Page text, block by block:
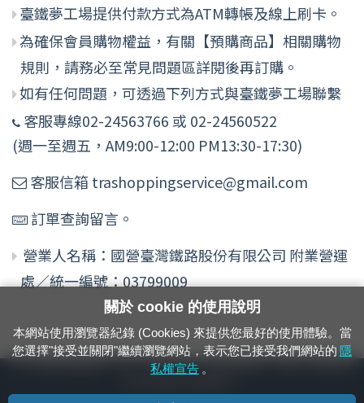
臺鐵夢工場提供付款方式為ATM轉帳及線上刷卡。
為確保會員購物權益，有關【預購商品】相關購物
規則，請務必至常見問題區詳閱後再訂購。
如有任何問題，可透過下列方式與臺鐵夢工場聯繫
客服專線02-24563766 或 02-24560522
(週一至週五，AM9:00-12:00 PM13:30-17:30)
客服信箱 trashoppingservice@gmail.com
訂單查詢留言。
營業人名稱：國營臺灣鐵路股份有限公司 附業營運
處／統一編號：03799009
24小時緊急通報電話：1933（市話、手機，僅限發現軌道、平交道、橋樑及隧
關於 cookie 的使用說明
本網站使用瀏覽器紀錄 (Cookies) 來提供您最好的使用體驗。當
您選擇"接受並關閉"繼續瀏覽網站，表示您已接受我們網站的 隱
私權宣告 。